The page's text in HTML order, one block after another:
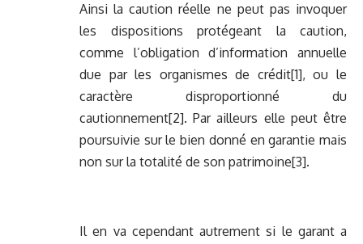
Ainsi la caution réelle ne peut pas invoquer
les dispositions protégeant la caution,
comme l’obligation d’information annuelle
due par les organismes de crédit[1], ou le
caractère disproportionné du
cautionnement[2]. Par ailleurs elle peut être
poursuivie sur le bien donné en garantie mais
non sur la totalité de son patrimoine[3].
Il en va cependant autrement si le garant a